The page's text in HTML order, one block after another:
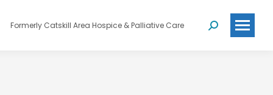
Formerly Catskill Area Hospice & Palliative Care Search: